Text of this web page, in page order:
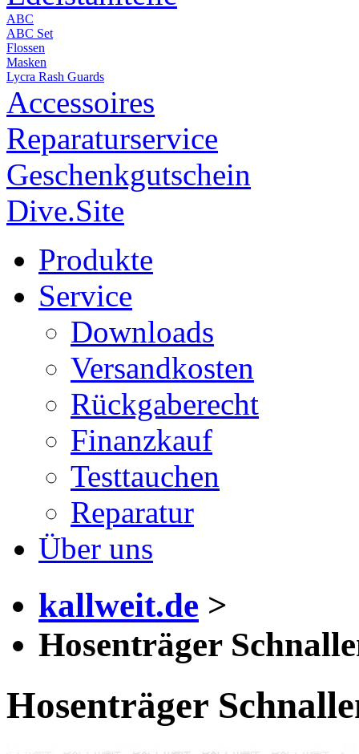
ABC
ABC Set
Flossen
Masken
Lycra Rash Guards
Accessoires
Reparaturservice
Geschenkgutschein
Dive.Site
Produkte
Service
Downloads
Versandkosten
Rückgaberecht
Finanzkauf
Testtauchen
Reparatur
Über uns
kallweit.de >
Hosenträger
Hosenträger